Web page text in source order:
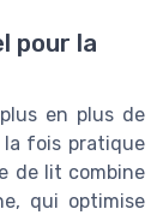
pour la
en plus de
la fois pratique
de lit combine
qui optimise